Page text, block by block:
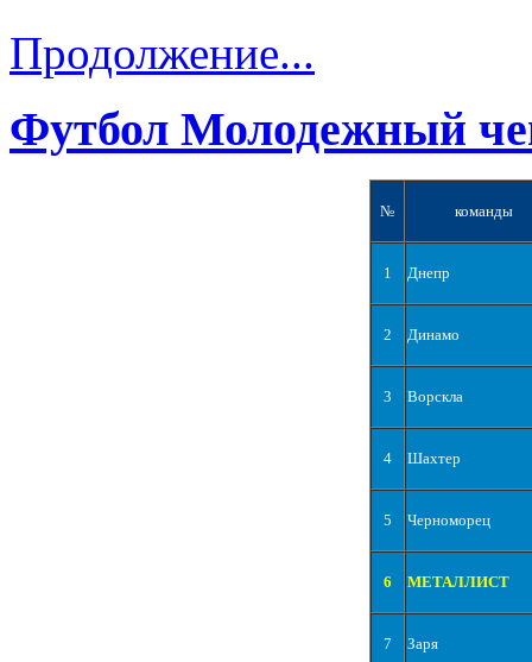
Продолжение...
Футбол Молодежный
№ команды
1 Днепр
2 Динамо
3 Ворскла
4 Шахтер
5 Черноморец
6 МЕТАЛЛИСТ
7 Заря